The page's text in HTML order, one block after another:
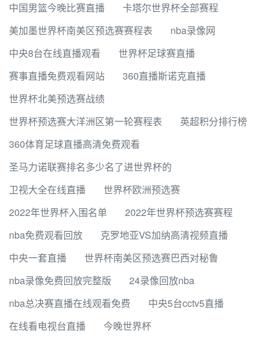
中国男篮今晚比赛直播
卡塔尔世界杯全部赛程
美加墨世界杯南美区预选赛赛程表
nba录像网
中央8台在线直播观看
世界杯足球赛直播
赛事直播免费观看网站
360直播斯诺克直播
世界杯北美预选赛战绩
世界杯预选赛大洋洲区第一轮赛程表
英超积分排行榜
360体育足球直播高清免费观看
圣马力诺联赛排名多少名了进世界杯的
卫视大全在线直播
世界杯欧洲预选赛
2022年世界杯入围名单
2022年世界杯预选赛赛程
nba免费观看回放
克罗地亚VS加纳高清视频直播
中央一套直播
世界杯南美区预选赛巴西对秘鲁
nba录像免费回放完整版
24录像回放nba
nba总决赛直播在线观看免费
中央5台cctv5直播
在线看电视台直播
今晚世界杯